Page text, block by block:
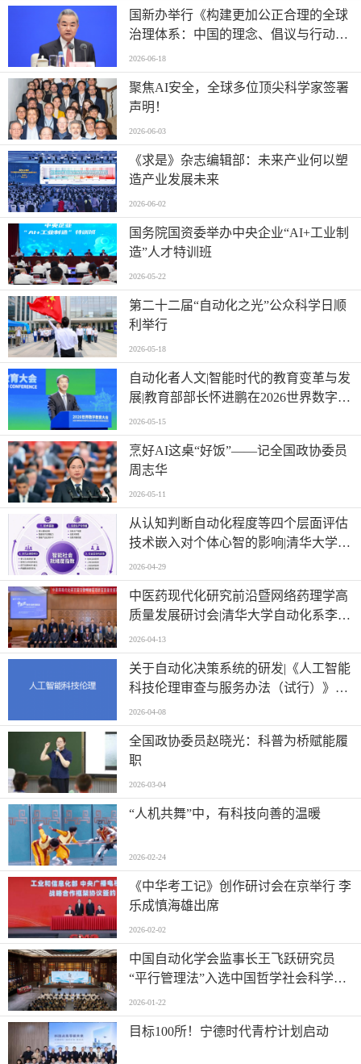
国新办举行《构建更加公正合理的全球
治理体系：中国的理念、倡议与行动》
白皮书新闻发布会
2026-06-18
聚焦AI安全，全球多位顶尖科学家签署
声明！
2026-06-03
《求是》杂志编辑部：未来产业何以塑
造产业发展未来
2026-06-02
国务院国资委举办中央企业“AI+工业制
造”人才特训班
2026-05-22
第二十二届“自动化之光”公众科学日顺
利举行
2026-05-18
自动化者人文|智能时代的教育变革与发
展|教育部部长怀进鹏在2026世界数字教
育大会上的主旨演讲
2026-05-15
烹好AI这桌“好饭”——记全国政协委员
周志华
2026-05-11
从认知判断自动化程度等四个层面评估
技术嵌入对个体心智的影响|清华大学等
单位联合发布《智能社会就绪度指数》
2026-04-29
中医药现代化研究前沿暨网络药理学高
质量发展研讨会|清华大学自动化系李梢
教授做主题报告
2026-04-13
关于自动化决策系统的研发|《人工智能
科技伦理审查与服务办法（试行）》印
发
2026-04-08
全国政协委员赵晓光：科普为桥赋能履
职
2026-03-04
“人机共舞”中，有科技向善的温暖
2026-02-24
《中华考工记》创作研讨会在京举行 李
乐成慎海雄出席
2026-02-02
中国自动化学会监事长王飞跃研究员
“平行管理法”入选中国哲学社会科学原
创研究方法
2026-01-22
目标100所！宁德时代青柠计划启动